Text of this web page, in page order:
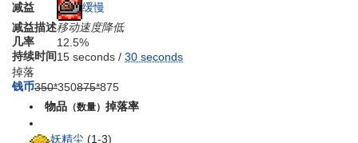
减益
缓慢
减益描述移动速度降低
几率
12.5%
持续时间15 seconds / 30 seconds
掉落
钱币350*350875*875
物品 （数量）掉落率
妖精尘 (1-3)